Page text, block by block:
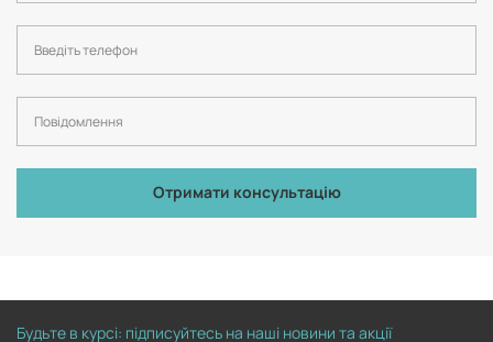
Отримати консультацію
Будьте в курсі: підписуйтесь на наші новини та акції